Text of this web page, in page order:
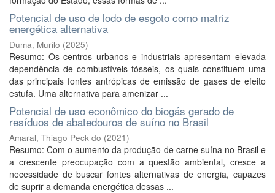
Potencial de uso de lodo de esgoto como matriz
energética alternativa
Duma, Murilo (2025)
Resumo: Os centros urbanos e industriais apresentam elevada
dependência de combustíveis fósseis, os quais constituem uma
das principais fontes antrópicas de emissão de gases de efeito
estufa. Uma alternativa para amenizar ...
Potencial de uso econômico do biogás gerado de
resíduos de abatedouros de suíno no Brasil
Amaral, Thiago Peck do (2021)
Resumo: Com o aumento da produção de carne suína no Brasil e
a crescente preocupação com a questão ambiental, cresce a
necessidade de buscar fontes alternativas de energia, capazes
de suprir a demanda energética dessas ...